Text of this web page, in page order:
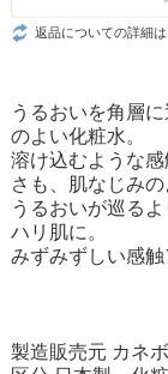
返品についての詳細
うるおいを角層
のよい化粧水。
溶け込むような
さも、肌なじみの
うるおいが巡る
ハリ肌に。
みずみずしい感触
製造販売元 カネ